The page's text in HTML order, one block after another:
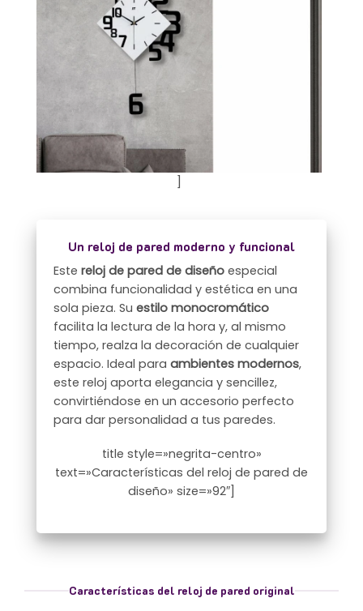
Un reloj de pared moderno y funcional
Estereloj de pared de diseño especial
combina funcionalidad y estética en una
sola pieza. Su estilo monocromático
facilita la lectura de la hora y, al mismo
tiempo, realza la decoración de cualquier
espacio. Ideal paraambientes modernos,
este reloj aporta elegancia y sencillez,
convirtiéndose en un accesorio perfecto
para dar personalidad a tus paredes.
title style=»negrita-centro»
text=»Características del reloj de pared de
diseño» size=»92″]
Características del reloj de pared original